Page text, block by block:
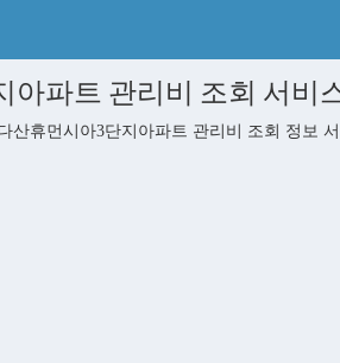
아파트 관리비 조회 서비
휴먼시아3단지아파트 관리비 조회 정보